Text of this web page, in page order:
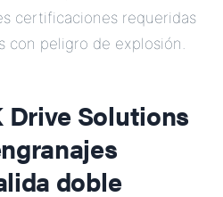
certificaciones requeridas
con peligro de explosión.
Drive Solutions
doble